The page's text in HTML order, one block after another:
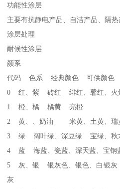
功能性涂层
主要有抗静电产品、自洁产品、隔热
涂层处理
耐候性涂层
颜系
代码 色系 经典颜色 可供颜色
0 红、紫 砖红 绯红、馨红、火
1 橙、橘 橘黄 亮橙
2 黄、、奶油 米黄、土黄、瑞
3 绿 阔叶绿、深豆绿 宝绿、秋
4 蓝 海蓝、瓷蓝、深天蓝、宝钢
5 灰、银 银灰色、银色、白银灰
灰